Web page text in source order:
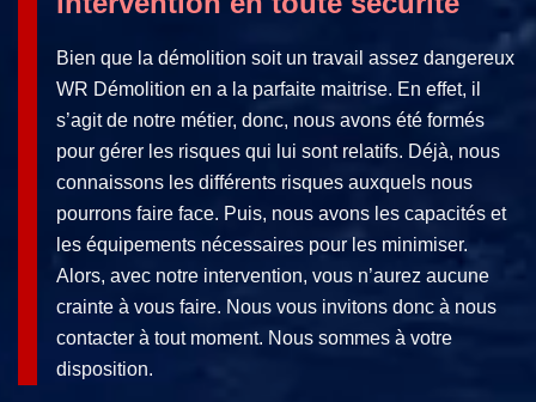
Bien que la démolition soit un travail assez dangereux
WR Démolition en a la parfaite maitrise. En effet, il
s’agit de notre métier, donc, nous avons été formés
pour gérer les risques qui lui sont relatifs. Déjà, nous
connaissons les différents risques auxquels nous
pourrons faire face. Puis, nous avons les capacités et
les équipements nécessaires pour les minimiser.
Alors, avec notre intervention, vous n’aurez aucune
crainte à vous faire. Nous vous invitons donc à nous
contacter à tout moment. Nous sommes à votre
disposition.